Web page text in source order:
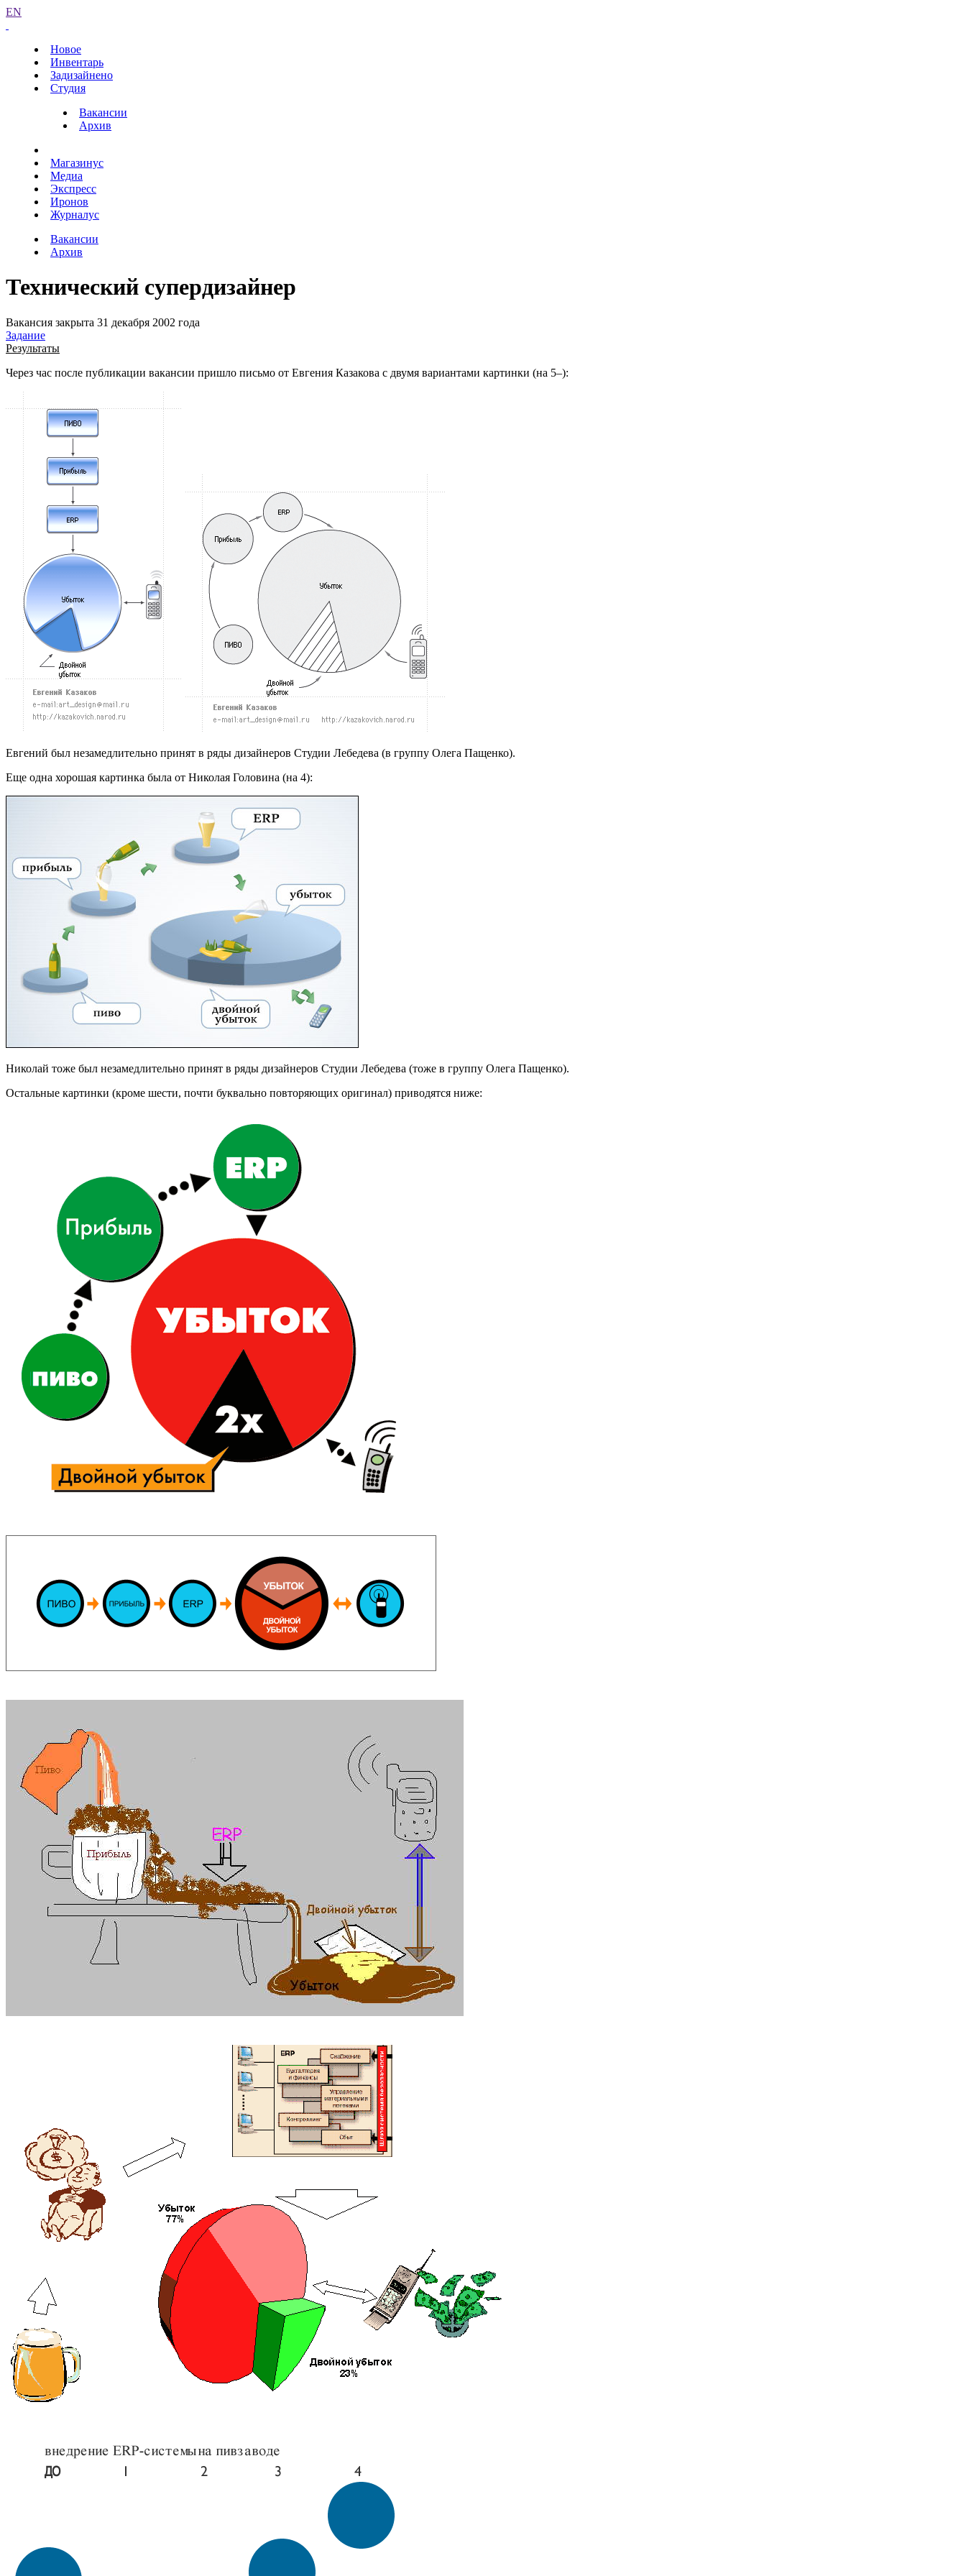
EN
Новое
Инвентарь
Задизайнено
Студия
Вакансии
Архив
Магазинус
Медиа
Экспресс
Иронов
Журналус
Вакансии
Архив
Технический супердизайнер
Вакансия закрыта 31 декабря 2002 года
Задание
Результаты
Через час после публикации вакансии пришло письмо от Евгения Казакова с двумя вариантами картинки (на 5–):
Евгений был незамедлительно принят в ряды дизайнеров Студии Лебедева (в группу Олега Пащенко).
Еще одна хорошая картинка была от Николая Головина (на 4):
Николай тоже был незамедлительно принят в ряды дизайнеров Студии Лебедева (тоже в группу Олега Пащенко).
Остальные картинки (кроме шести, почти буквально повторяющих оригинал) приводятся ниже: